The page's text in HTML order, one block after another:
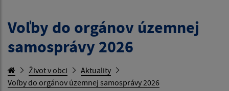
Voľby do orgánov územnej
samosprávy 2026
Život v obci
Aktuality
Voľby do orgánov územnej samosprávy 2026